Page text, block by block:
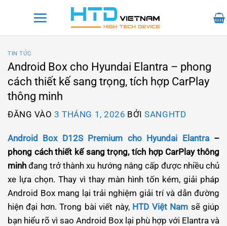
TIN TỨC
Android Box cho Hyundai Elantra – phong
cách thiết kế sang trọng, tích hợp CarPlay
thông minh
ĐĂNG VÀO3 THÁNG 1, 2026 BỞISANGHTD
Android Box D12S Premium cho Hyundai Elantra–
phong cách thiết kế sang trọng, tích hợp CarPlay thông
minh đang trở thành xu hướng nâng cấp được nhiều chủ
xe lựa chọn. Thay vì thay màn hình tốn kém, giải pháp
Android Box mang lại trải nghiệm giải trí và dẫn đường
hiện đại hơn. Trong bài viết này, HTD Việt Nam sẽ giúp
bạn hiểu rõ vì sao Android Box lại phù hợp với Elantra và